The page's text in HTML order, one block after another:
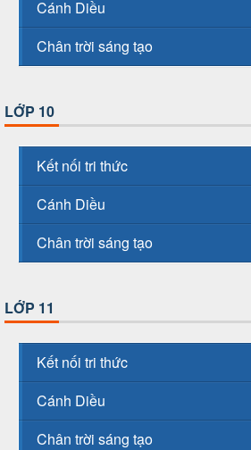
Cánh Diều
Chân trời sáng tạo
LỚP 10
Kết nối tri thức
Cánh Diều
Chân trời sáng tạo
LỚP 11
Kết nối tri thức
Cánh Diều
Chân trời sáng tạo